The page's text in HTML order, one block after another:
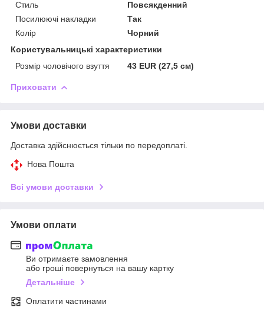
Стиль
Повсякденний
Посилюючі накладки
Так
Колір
Чорний
Користувальницькі характеристики
Розмір чоловічого взуття
43 EUR (27,5 см)
Приховати
Умови доставки
Доставка здійснюється тільки по передоплаті.
Нова Пошта
Всі умови доставки
Умови оплати
Ви отримаєте замовлення
або гроші повернуться на вашу картку
Детальніше
Оплатити частинами